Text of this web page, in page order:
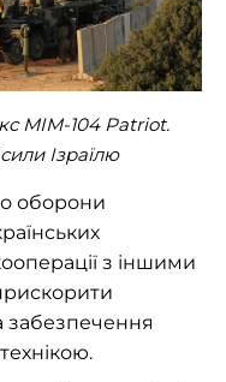
MIM-104 Patriot.
Ізраїлю
оборони
з іншими
забезпечення